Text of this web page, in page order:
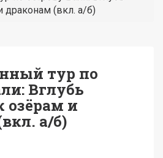
драконам (вкл. а/б)
тур по
Вглубь
озёрам и
а/б)